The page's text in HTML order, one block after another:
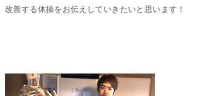
改善する体操をお伝えしていきたいと思います！